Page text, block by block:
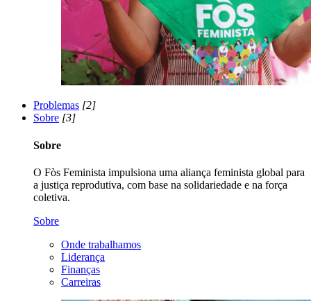
Problemas [2]
Sobre [3]
Sobre
O Fòs Feminista impulsiona uma aliança feminista global para
a justiça reprodutiva, com base na solidariedade e na força
coletiva.
Sobre
Onde trabalhamos
Liderança
Finanças
Carreiras